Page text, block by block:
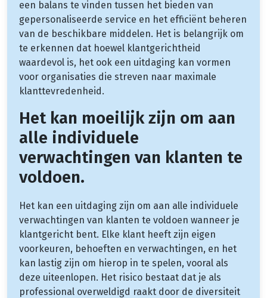
een balans te vinden tussen het bieden van
gepersonaliseerde service en het efficiënt beheren
van de beschikbare middelen. Het is belangrijk om
te erkennen dat hoewel klantgerichtheid
waardevol is, het ook een uitdaging kan vormen
voor organisaties die streven naar maximale
klanttevredenheid.
Het kan moeilijk zijn om aan
alle individuele
verwachtingen van klanten te
voldoen.
Het kan een uitdaging zijn om aan alle individuele
verwachtingen van klanten te voldoen wanneer je
klantgericht bent. Elke klant heeft zijn eigen
voorkeuren, behoeften en verwachtingen, en het
kan lastig zijn om hierop in te spelen, vooral als
deze uiteenlopen. Het risico bestaat dat je als
professional overweldigd raakt door de diversiteit